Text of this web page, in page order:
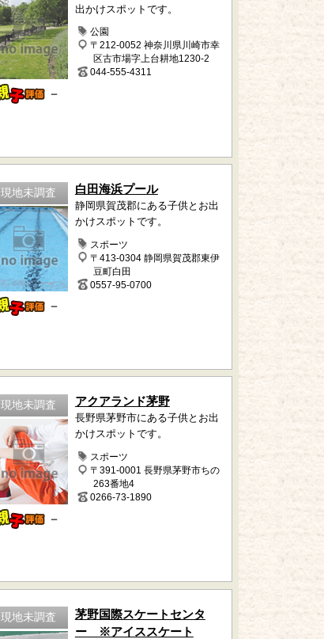
－
出かけスポットです。
公園
〒212-0052 神奈川県川崎市幸
区古市場字上台耕地1230-2
044-555-4311
現地未調査
－
白田海浜プール
静岡県賀茂郡にある子供とお出
かけスポットです。
スポーツ
〒413-0304 静岡県賀茂郡東伊
豆町白田
0557-95-0700
現地未調査
－
アクアランド茅野
長野県茅野市にある子供とお出
かけスポットです。
スポーツ
〒391-0001 長野県茅野市ちの
263番地4
0266-73-1890
現地未調査
茅野国際スケートセンタ
ー ※アイススケート